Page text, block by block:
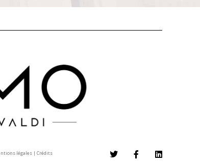
légales |Crédits